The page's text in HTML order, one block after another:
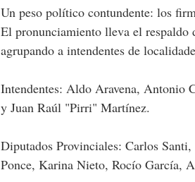
Un peso político contundente: los
El pronunciamiento lleva el
agrupando a intendentes de
Intendentes: Aldo Aravena, Antonio
y Juan Raúl "Pirri" Martínez.
Diputados Provinciales: Carlos
Ponce, Karina Nieto, Rocío García,